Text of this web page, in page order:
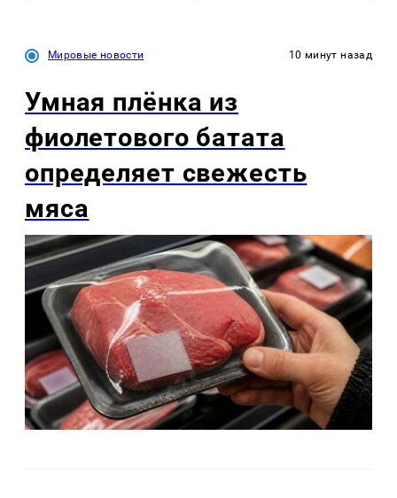
Мировые новости 10 минут назад
Умная плёнка из
фиолетового батата
определяет свежесть
мяса